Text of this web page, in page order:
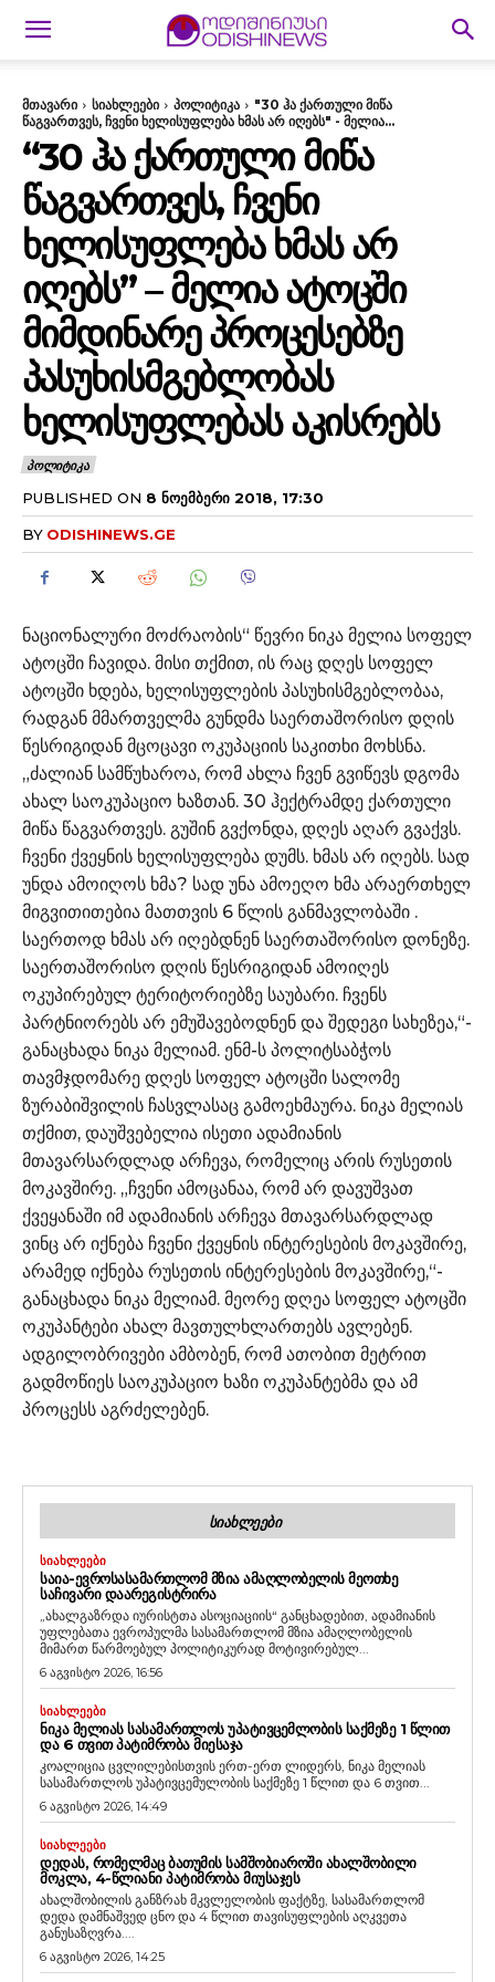
მთავარი სიახლეები პოლიტიკა
"30 ჰა ქართული მიწა
წაგვართვეს, ჩვენი ხელისუფლება ხმას არ იღებს" - მელია...
“30 ᲰᲐ ᲥᲐᲠᲗᲣᲚᲘ ᲛᲘᲬᲐ
ᲬᲐᲒᲕᲐᲠᲗᲕᲔᲡ, ᲩᲕᲔᲜᲘ
ᲮᲔᲚᲘᲡᲣᲤᲚᲔᲑᲐ ᲮᲛᲐᲡ ᲐᲠ
ᲘᲦᲔᲑᲡ” – ᲛᲔᲚᲘᲐ ᲐᲢᲝᲪᲨᲘ
ᲛᲘᲛᲓᲘᲜᲐᲠᲔ ᲞᲠᲝᲪᲔᲡᲔᲑᲖᲔ
ᲞᲐᲡᲣᲮᲘᲡᲛᲒᲔᲑᲚᲝᲑᲐᲡ
ᲮᲔᲚᲘᲡᲣᲤᲚᲔᲑᲐᲡ ᲐᲙᲘᲡᲠᲔᲑᲡ
ᲞᲝᲚᲘᲢᲘᲙᲐ
PUBLISHED ON 8 ᲜᲝᲔᲛᲑᲔᲠᲘ 2018, 17:30
BY ODISHINEWS.GE
ნაციონალური მოძრაობის“ წევრი ნიკა მელია სოფელ
ატოცში ჩავიდა. მისი თქმით, ის რაც დღეს სოფელ
ატოცში ხდება, ხელისუფლების პასუხისმგებლობაა,
რადგან მმართველმა გუნდმა საერთაშორისო დღის
წესრიგიდან მცოცავი ოკუპაციის საკითხი მოხსნა.
„ძალიან სამწუხაროა, რომ ახლა ჩვენ გვიწევს დგომა
ახალ საოკუპაციო ხაზთან. 30 ჰექტრამდე ქართული
მიწა წაგვართვეს. გუშინ გვქონდა, დღეს აღარ გვაქვს.
ჩვენი ქვეყნის ხელისუფლება დუმს. ხმას არ იღებს. სად
უნდა ამოიღოს ხმა? სად უნა ამოეღო ხმა არაერთხელ
მიგვითითებია მათთვის 6 წლის განმავლობაში .
საერთოდ ხმას არ იღებდნენ საერთაშორისო დონეზე.
საერთაშორისო დღის წესრიგიდან ამოიღეს
ოკუპირებულ ტერიტორიებზე საუბარი. ჩვენს
პარტნიორებს არ ემუშავებოდნენ და შედეგი სახეზეა,“-
განაცხადა ნიკა მელიამ. ენმ-ს პოლიტსაბჭოს
თავმჯდომარე დღეს სოფელ ატოცში სალომე
ზურაბიშვილის ჩასვლასაც გამოეხმაურა. ნიკა მელიას
თქმით, დაუშვებელია ისეთი ადამიანის
მთავარსარდლად არჩევა, რომელიც არის რუსეთის
მოკავშირე. „ჩვენი ამოცანაა, რომ არ დავუშვათ
ქვეყანაში იმ ადამიანის არჩევა მთავარსარდლად
ვინც არ იქნება ჩვენი ქვეყნის ინტერესების მოკავშირე,
არამედ იქნება რუსეთის ინტერესების მოკავშირე,“-
განაცხადა ნიკა მელიამ. მეორე დღეა სოფელ ატოცში
ოკუპანტები ახალ მავთულხლართებს ავლებენ.
ადგილობრივები ამბობენ, რომ ათობით მეტრით
გადმოწიეს საოკუპაციო ხაზი ოკუპანტებმა და ამ
პროცესს აგრძელებენ.
ᲡᲘᲐᲮᲚᲔᲔᲑᲘ
ᲡᲘᲐᲮᲚᲔᲔᲑᲘ
ᲡᲐᲘᲐ-ᲔᲕᲠᲝᲡᲐᲡᲐᲛᲐᲠᲗᲚᲝᲛ ᲛᲖᲘᲐ ᲐᲛᲐᲦᲚᲝᲑᲔᲚᲘᲡ ᲛᲔᲝᲗᲮᲔ
ᲡᲐᲩᲘᲕᲐᲠᲘ ᲓᲐᲐᲠᲔᲒᲘᲡᲢᲠᲘᲠᲐ
„ახალგაზრდა იურისტთა ასოციაციის“ განცხადებით, ადამიანის
უფლებათა ევროპულმა სასამართლომ მზია ამაღლობელის
მიმართ წარმოებულ პოლიტიკურად მოტივირებულ...
6 აგვისტო 2026, 16:56
ᲡᲘᲐᲮᲚᲔᲔᲑᲘ
ᲜᲘᲙᲐ ᲛᲔᲚᲘᲐᲡ ᲡᲐᲡᲐᲛᲐᲠᲗᲚᲝᲡ ᲣᲞᲐᲢᲘᲕᲪᲔᲛᲚᲝᲑᲘᲡ ᲡᲐᲥᲛᲔᲖᲔ 1 ᲬᲚᲘᲗ
ᲓᲐ 6 ᲗᲕᲘᲗ ᲞᲐᲢᲘᲛᲠᲝᲑᲐ ᲛᲘᲔᲡᲐᲯᲐ
კოალიცია ცვლილებისთვის ერთ-ერთ ლიდერს, ნიკა მელიას
სასამართლოს უპატივცემულობის საქმეზე 1 წლით და 6 თვით...
6 აგვისტო 2026, 14:49
ᲡᲘᲐᲮᲚᲔᲔᲑᲘ
ᲓᲔᲓᲐᲡ, ᲠᲝᲛᲔᲚᲛᲐᲪ ᲑᲐᲗᲣᲛᲘᲡ ᲡᲐᲛᲨᲝᲑᲘᲐᲠᲝᲨᲘ ᲐᲮᲐᲚᲨᲝᲑᲘᲚᲘ
ᲛᲝᲙᲚᲐ, 4-ᲬᲚᲘᲐᲜᲘ ᲞᲐᲢᲘᲛᲠᲝᲑᲐ ᲛᲘᲣᲡᲐᲯᲔᲡ
ახალშობილის განზრახ მკვლელობის ფაქტზე, სასამართლომ
დედა დამნაშვედ ცნო და 4 წლით თავისუფლების აღკვეთა
განუსაზღვრა....
6 აგვისტო 2026, 14:25